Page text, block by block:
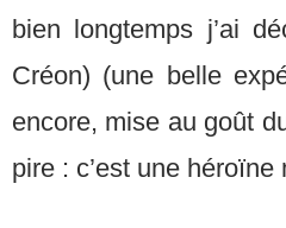
bien longtemps j’ai
Créon) (une belle
encore, mise au goût
pire : c’est une héroïne